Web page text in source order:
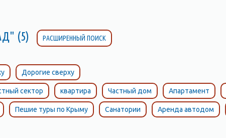
(5) РАСШИРЕННЫЙ ПОИСК
Дорогие сверху
сектор квартира Частный дом Апартамент
Пешие туры по Крыму Санатории Аренда автодом